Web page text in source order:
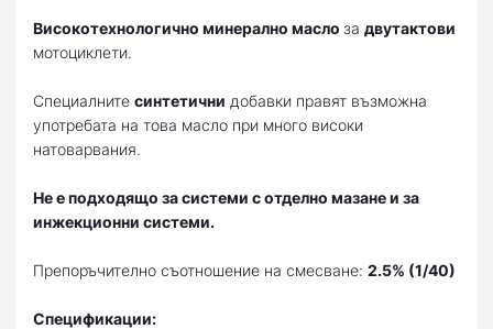
Високотехнологично минерално масло за двутактови
мотоциклети.
Специалните синтетични добавки правят възможна
употребата на това масло при много високи
натоварвания.
Не е подходящо за системи с отделно мазане и за
инжекционни системи.
Препоръчително съотношение на смесване: 2.5% (1/40)
Спецификации: